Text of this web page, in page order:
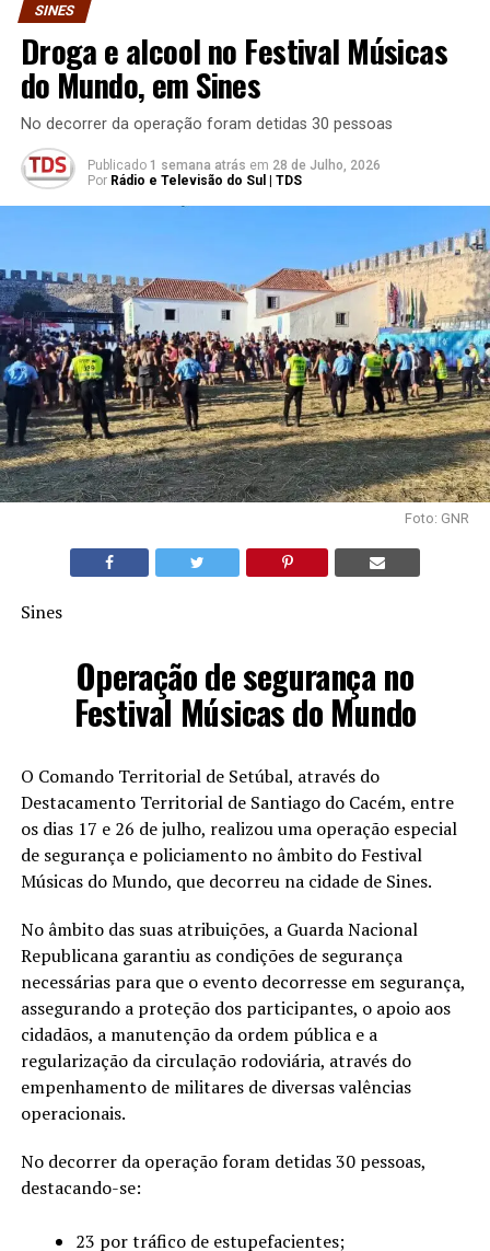
SINES
Droga e alcool no Festival Músicas
do Mundo, em Sines
No decorrer da operação foram detidas 30 pessoas
Publicado 1 semana atrás em 28 de Julho, 2026
Por Rádio e Televisão do Sul | TDS
Foto: GNR
Sines
Operação de segurança no
Festival Músicas do Mundo
O Comando Territorial de Setúbal, através do
Destacamento Territorial de Santiago do Cacém, entre
os dias 17 e 26 de julho, realizou uma operação especial
de segurança e policiamento no âmbito do Festival
Músicas do Mundo, que decorreu na cidade de Sines.
No âmbito das suas atribuições, a Guarda Nacional
Republicana garantiu as condições de segurança
necessárias para que o evento decorresse em segurança,
assegurando a proteção dos participantes, o apoio aos
cidadãos, a manutenção da ordem pública e a
regularização da circulação rodoviária, através do
empenhamento de militares de diversas valências
operacionais.
No decorrer da operação foram detidas 30 pessoas,
destacando-se:
23 por tráfico de estupefacientes;